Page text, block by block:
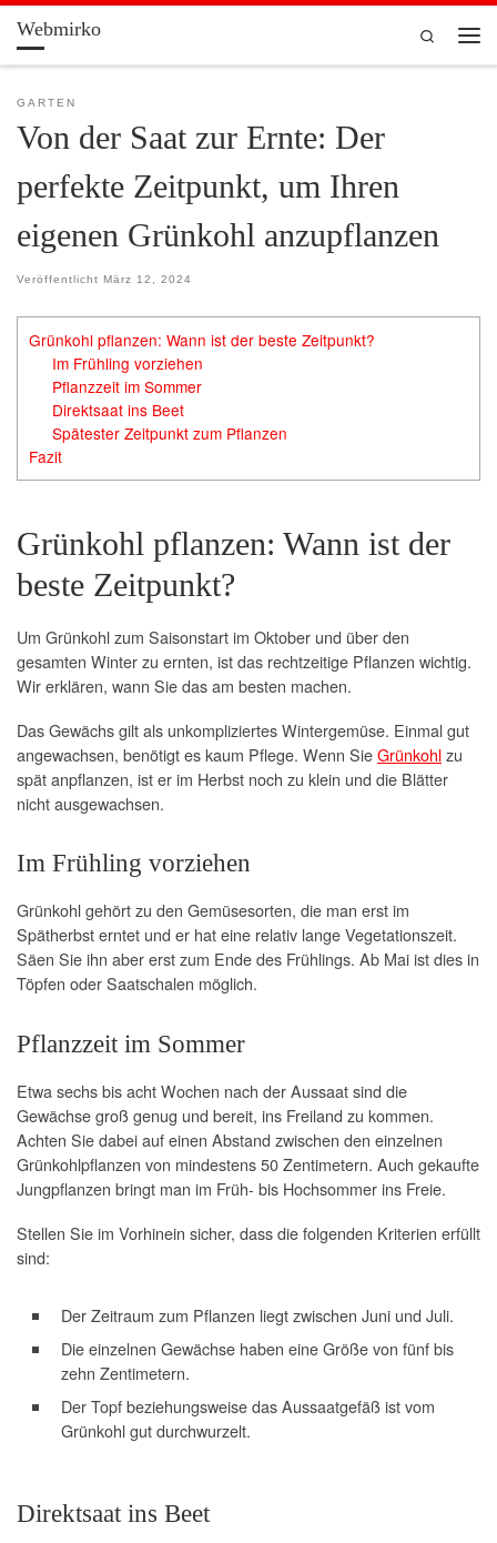
Zum Inhalt springen
Webmirko
Search
GARTEN
Von der Saat zur Ernte: Der
perfekte Zeitpunkt, um Ihren
eigenen Grünkohl anzupflanzen
Veröffentlicht März 12, 2024
Grünkohl pflanzen: Wann ist der beste Zeitpunkt?
Im Frühling vorziehen
Pflanzzeit im Sommer
Direktsaat ins Beet
Spätester Zeitpunkt zum Pflanzen
Fazit
Grünkohl pflanzen: Wann ist der
beste Zeitpunkt?
Um Grünkohl zum Saisonstart im Oktober und über den
gesamten Winter zu ernten, ist das rechtzeitige Pflanzen wichtig.
Wir erklären, wann Sie das am besten machen.
Das Gewächs gilt als unkompliziertes Wintergemüse. Einmal gut
angewachsen, benötigt es kaum Pflege. Wenn SieGrünkohlzu
spät anpflanzen, ist er im Herbst noch zu klein und die Blätter
nicht ausgewachsen.
Im Frühling vorziehen
Grünkohl gehört zu den Gemüsesorten, die man erst im
Spätherbst erntet und er hat eine relativ lange Vegetationszeit.
Säen Sie ihn aber erst zum Ende des Frühlings. Ab Mai ist dies in
Töpfen oder Saatschalen möglich.
Pflanzzeit im Sommer
Etwa sechs bis acht Wochen nach der Aussaat sind die
Gewächse groß genug und bereit, ins Freiland zu kommen.
Achten Sie dabei auf einen Abstand zwischen den einzelnen
Grünkohlpflanzen von mindestens 50 Zentimetern. Auch gekaufte
Jungpflanzen bringt man im Früh- bis Hochsommer ins Freie.
Stellen Sie im Vorhinein sicher, dass die folgenden Kriterien erfüllt
sind:
Der Zeitraum zum Pflanzen liegt zwischen Juni und Juli.
Die einzelnen Gewächse haben eine Größe von fünf bis
zehn Zentimetern.
Der Topf beziehungsweise das Aussaatgefäß ist vom
Grünkohl gut durchwurzelt.
Direktsaat ins Beet